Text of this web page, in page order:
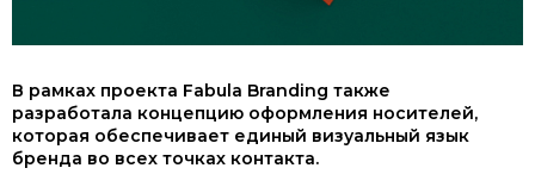
В рамках проекта Fabula Branding также
разработала концепцию оформления носителей,
которая обеспечивает единый визуальный язык
бренда во всех точках контакта.